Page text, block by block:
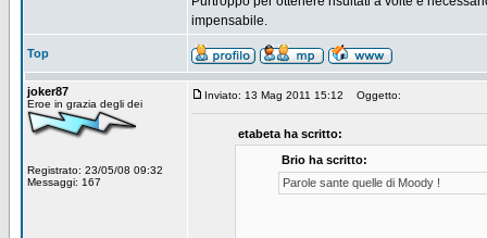
impensabile.
Top
joker87
Eroe in grazia degli dei
Registrato: 23/05/08 09:32
Messaggi: 167
Inviato: 13 Mag 2011 15:12 Oggetto:
etabeta ha scritto:
Brio ha scritto:
Parole sante quelle di Moody !